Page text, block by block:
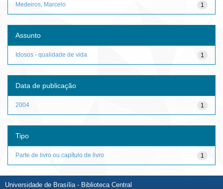
1
Medeiros, Marcelo
Assunto
1
Idosos - qualidade de vida
Data de publicação
1
2004
Tipo
1
Parte de livro ou capítulo de livro
Universidade de Brasília - Biblioteca Central